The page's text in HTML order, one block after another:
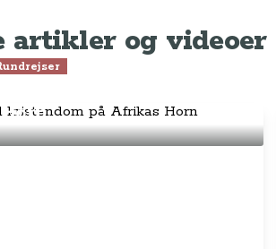
artikler og videoer